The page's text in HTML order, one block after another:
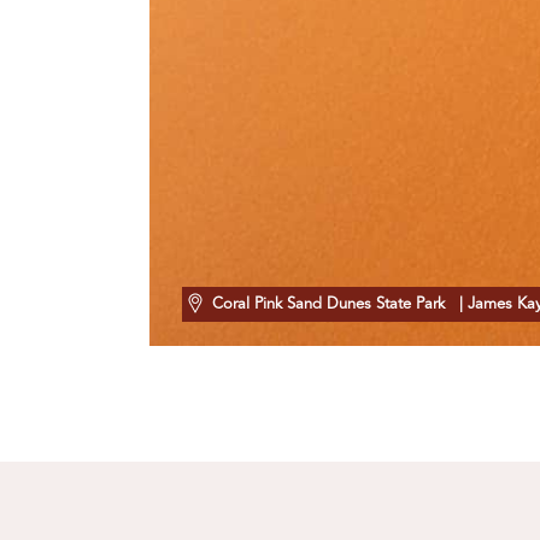
Coral Pink Sand Dunes State Park | James